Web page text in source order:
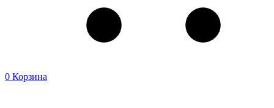
0 Корзина